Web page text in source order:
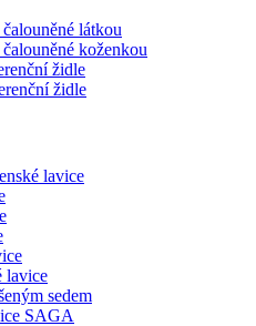
látkou
koženkou
židle
židle
lavice
lavice
sedem
SAGA